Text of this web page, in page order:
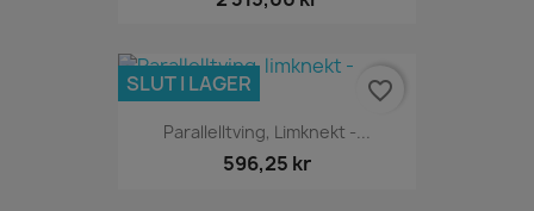
Parallelltving, Limknekt -...
596,25 kr
SLUT I LAGER favorite_border